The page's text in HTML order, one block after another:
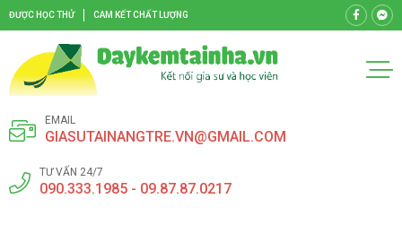
ĐƯỢC HỌC THỬ CAM KẾT CHẤT LƯỢNG
EMAIL
GIASUTAINANGTRE.VN@GMAIL.COM
TƯ VẤN 24/7
090.333.1985 - 09.87.87.0217